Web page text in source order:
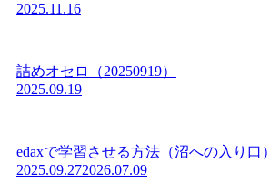
2025.11.16
詰めオセロ（20250919）
2025.09.19
edaxで学習させる方法（沼への入り口）
2025.09.272026.07.09